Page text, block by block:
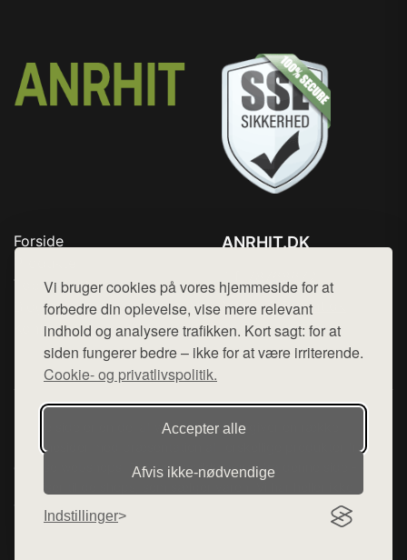
Vi bruger cookies på vores hjemmeside for at
forbedre din oplevelse, vise mere relevant
indhold og analysere trafikken. Kort sagt: for at
siden fungerer bedre – ikke for at være irriterende.
Cookie- og privatlivspolitik.
Accepter alle
Afvis ikke‑nødvendige
Indstillinger
Forside
Top Rabatter
Blog
Kontakt
ANRHIT.DK
Mail: hej@want.dk
Cookie- og privatlivspolitik
Denne side er en del af want.dk, der udgiver en række
hjemmesider med præsentation af forskellige produkter fra
diverse webshops. Der sælges ikke varer fra denne side - vi
varerne på lager.